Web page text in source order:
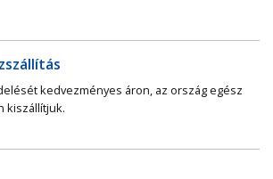
kedvezményes áron, az ország egész
kiszállítjuk.